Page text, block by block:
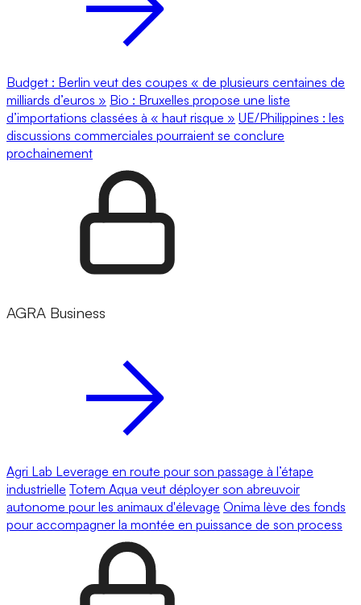
Budget : Berlin veut des coupes « de plusieurs centaines de
milliards d’euros » Bio : Bruxelles propose une liste
d’importations classées à « haut risque » UE/Philippines : les
discussions commerciales pourraient se conclure
prochainement
AGRA Business
Agri Lab Leverage en route pour son passage à l’étape
industrielle Totem Aqua veut déployer son abreuvoir
autonome pour les animaux d'élevage Onima lève des fonds
pour accompagner la montée en puissance de son process